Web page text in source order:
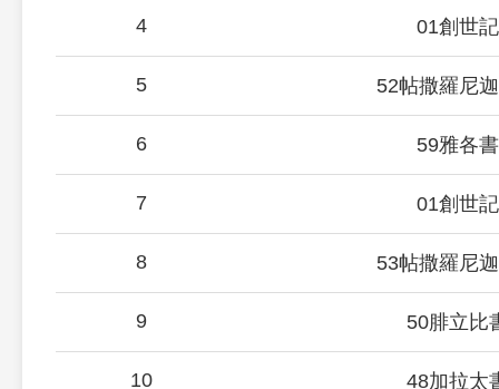
4 01創世記
5 52帖撒羅尼
6 59雅各書
7 01創世記
8 53帖撒羅尼
9 50腓立比
10 48加拉太